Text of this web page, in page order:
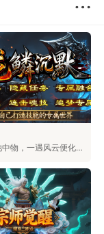
金鳞岂是池中物，一遇风云便化龙！踏入龙族专属的世界，你将拥有龙牙的锋利，能刺穿一切罪恶；龙角的傲然，可蔑视一切敌人；龙爪的强劲，能撕破一切阻碍；龙眸的凝视，可看穿一切虚伪；龙血的燃烧，能燃尽一切黑暗；龙怒的嘶吼，可震碎一切魔障；龙鳞的威严，彰显着顺我者生、逆我者亡的绝对霸气！少年，拿起护龙之刃，守护龙之圣地，捍卫龙族荣耀，守护整片大陆！